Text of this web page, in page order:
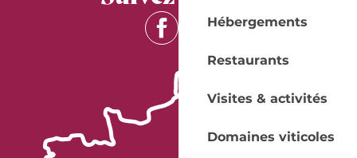
Hébergements
Restaurants
Visites & activités
Domaines viticoles